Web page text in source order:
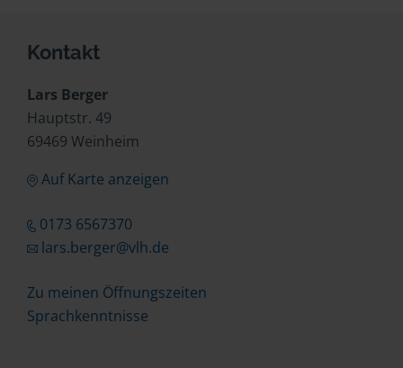
Kontakt
Lars Berger
Hauptstr. 49
69469 Weinheim
Auf Karte anzeigen
0173 6567370
lars.berger@vlh.de
Zu meinen Öffnungszeiten
Sprachkenntnisse